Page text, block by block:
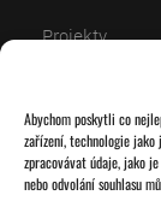
Abychom poskytli co
zařízení, technologie jako
zpracovávat údaje, jako
nebo odvolání souhlasu
Projekty
Kalendář
O nás